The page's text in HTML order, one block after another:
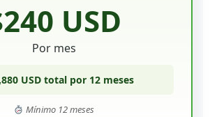
USD
Por mes
USD total por 12 meses
Mínimo 12 meses